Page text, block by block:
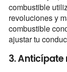
combustible
revoluciones y
combustible
ajustar tu
3.